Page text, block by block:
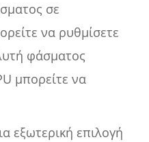
σε
να ρυθμίσετε
φάσματος
μπορείτε να
εξωτερική επιλογή